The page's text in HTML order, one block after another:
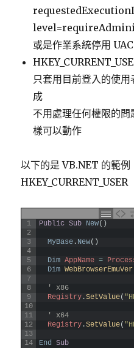
或是作業系統停用
只套用目前登入的使
成
不用處理任何權限的
樣可以動作
以下的是 VB.NET 的範
HKEY_CURRENT_USER
1
2
3
4
5
6
7
8
9
10
11
12
13
14
Public Sub New( )
MyBase . New( )
Dim AppName =
Dim
' x86
Registry .SetValue(
' x64
Registry .SetValue(
End Sub